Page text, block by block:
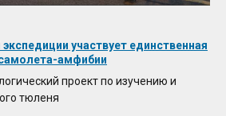
участвует единственная
амфибии
проект по изучению и
тюленя